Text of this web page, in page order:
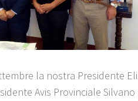
la nostra Presidente
Avis Provinciale Silvano